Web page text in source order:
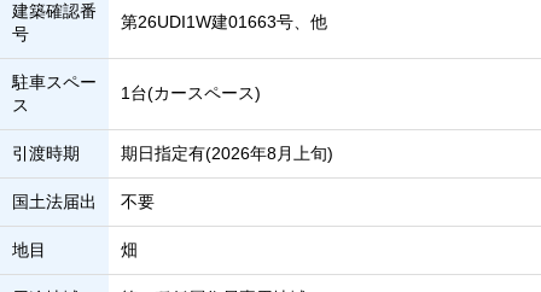
建築確認番
号
第26UDI1W建01663号、他
駐車スペー
ス
1台(カースペース)
引渡時期 期日指定有(2026年8月上旬)
国土法届出 不要
地目 畑